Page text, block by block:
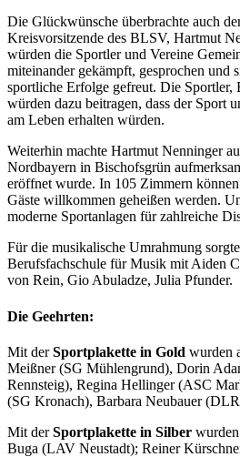
Die Glückwünsche überbrachte auch
Kreisvorsitzende des BLSV, Hartmut
würden die Sportler und Vereine
miteinander gekämpft, gesprochen und
sportliche Erfolge gefreut. Die Sportler,
würden dazu beitragen, dass der Sport
am Leben erhalten würden.
Weiterhin machte Hartmut Nenninger
Nordbayern in Bischofsgrün
eröffnet wurde. In 105 Zimmern
Gäste willkommen geheißen werden.
moderne Sportanlagen für zahlreiche
Für die musikalische Umrahmung
Berufsfachschule für Musik mit Aiden
von Rein, Gio Abuladze, Julia Pfunder.
Die Geehrten:
Mit derSportplakette in Gold wurden
Meißner (SG Mühlengrund), Dorin
Rennsteig), Regina Hellinger (ASC
(SG Kronach), Barbara Neubauer
Mit derSportplakette in Silber wurden
Buga (LAV Neustadt); Reiner